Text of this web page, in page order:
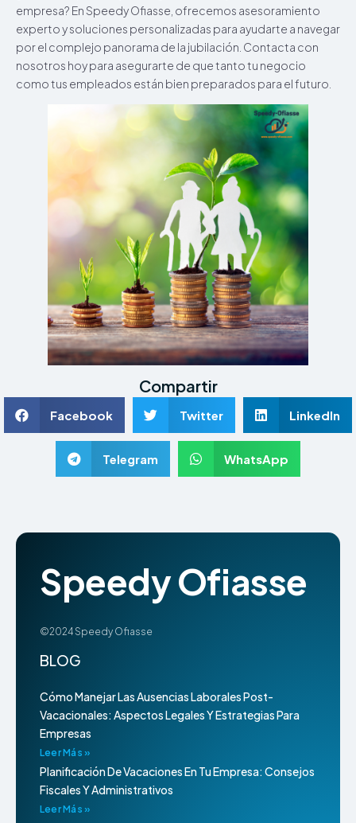
empresa? En Speedy Ofiasse, ofrecemos asesoramiento
experto y soluciones personalizadas para ayudarte a navegar
por el complejo panorama de la jubilación. Contacta con
nosotros hoy para asegurarte de que tanto tu negocio
como tus empleados están bien preparados para el futuro.
Compartir
Facebook Twitter LinkedIn
Telegram WhatsApp
Speedy Ofiasse
©2024 Speedy Ofiasse
BLOG
Cómo Manejar Las Ausencias Laborales Post-
Vacacionales: Aspectos Legales Y Estrategias Para
Empresas
Leer Más »
Planificación De Vacaciones En Tu Empresa: Consejos
Fiscales Y Administrativos
Leer Más »